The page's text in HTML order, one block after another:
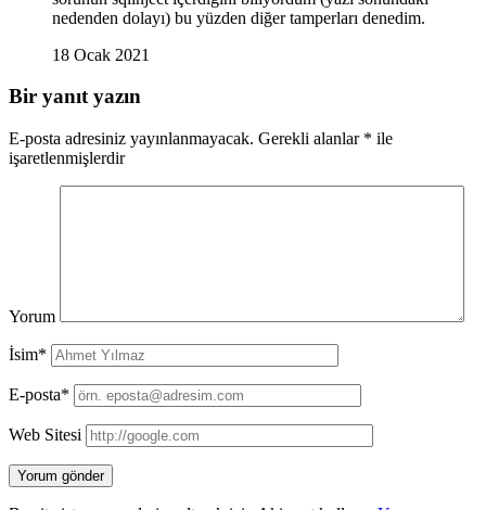
nedenden dolayı) bu yüzden diğer tamperları denedim.
18 Ocak 2021
Bir yanıt yazın
E-posta adresiniz yayınlanmayacak. Gerekli alanlar * ile
işaretlenmişlerdir
Yorum
İsim*
E-posta*
Web Sitesi